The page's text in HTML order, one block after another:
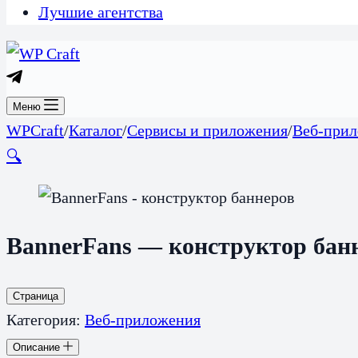
Лучшие агентства
Меню
WPCraft/Каталог/Сервисы и приложения/Веб-
🔍
BannerFans — конструктор
Страница
Категория: Веб-приложения
Описание